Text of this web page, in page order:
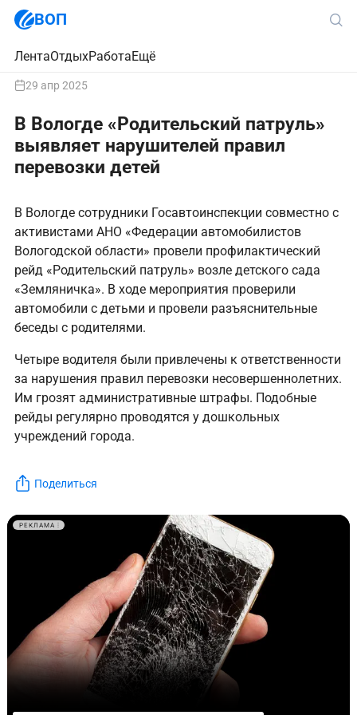
ВОП
ЛентаОтдыхРаботаЕщё
29 апр 2025
В Вологде «Родительский патруль»
выявляет нарушителей правил
перевозки детей
В Вологде сотрудники Госавтоинспекции совместно с
активистами АНО «Федерации автомобилистов
Вологодской области» провели профилактический
рейд «Родительский патруль» возле детского сада
«Земляничка». В ходе мероприятия проверили
автомобили с детьми и провели разъяснительные
беседы с родителями.
Четыре водителя были привлечены к ответственности
за нарушения правил перевозки несовершеннолетних.
Им грозят административные штрафы. Подобные
рейды регулярно проводятся у дошкольных
учреждений города.
Поделиться
РЕКЛАМА